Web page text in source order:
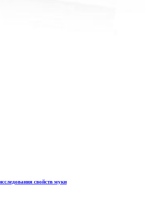
свойств муки